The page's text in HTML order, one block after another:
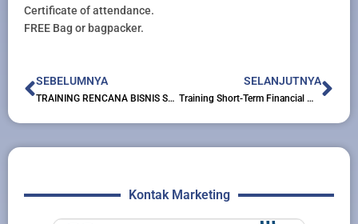
Certificate of attendance.
FREE Bag or bagpacker.
Prev
SEBELUMNYA
TRAINING RENCANA BISNIS STRATEGIS
SELANJUTNYA
Training Short-Term Financial Management
Kontak Marketing